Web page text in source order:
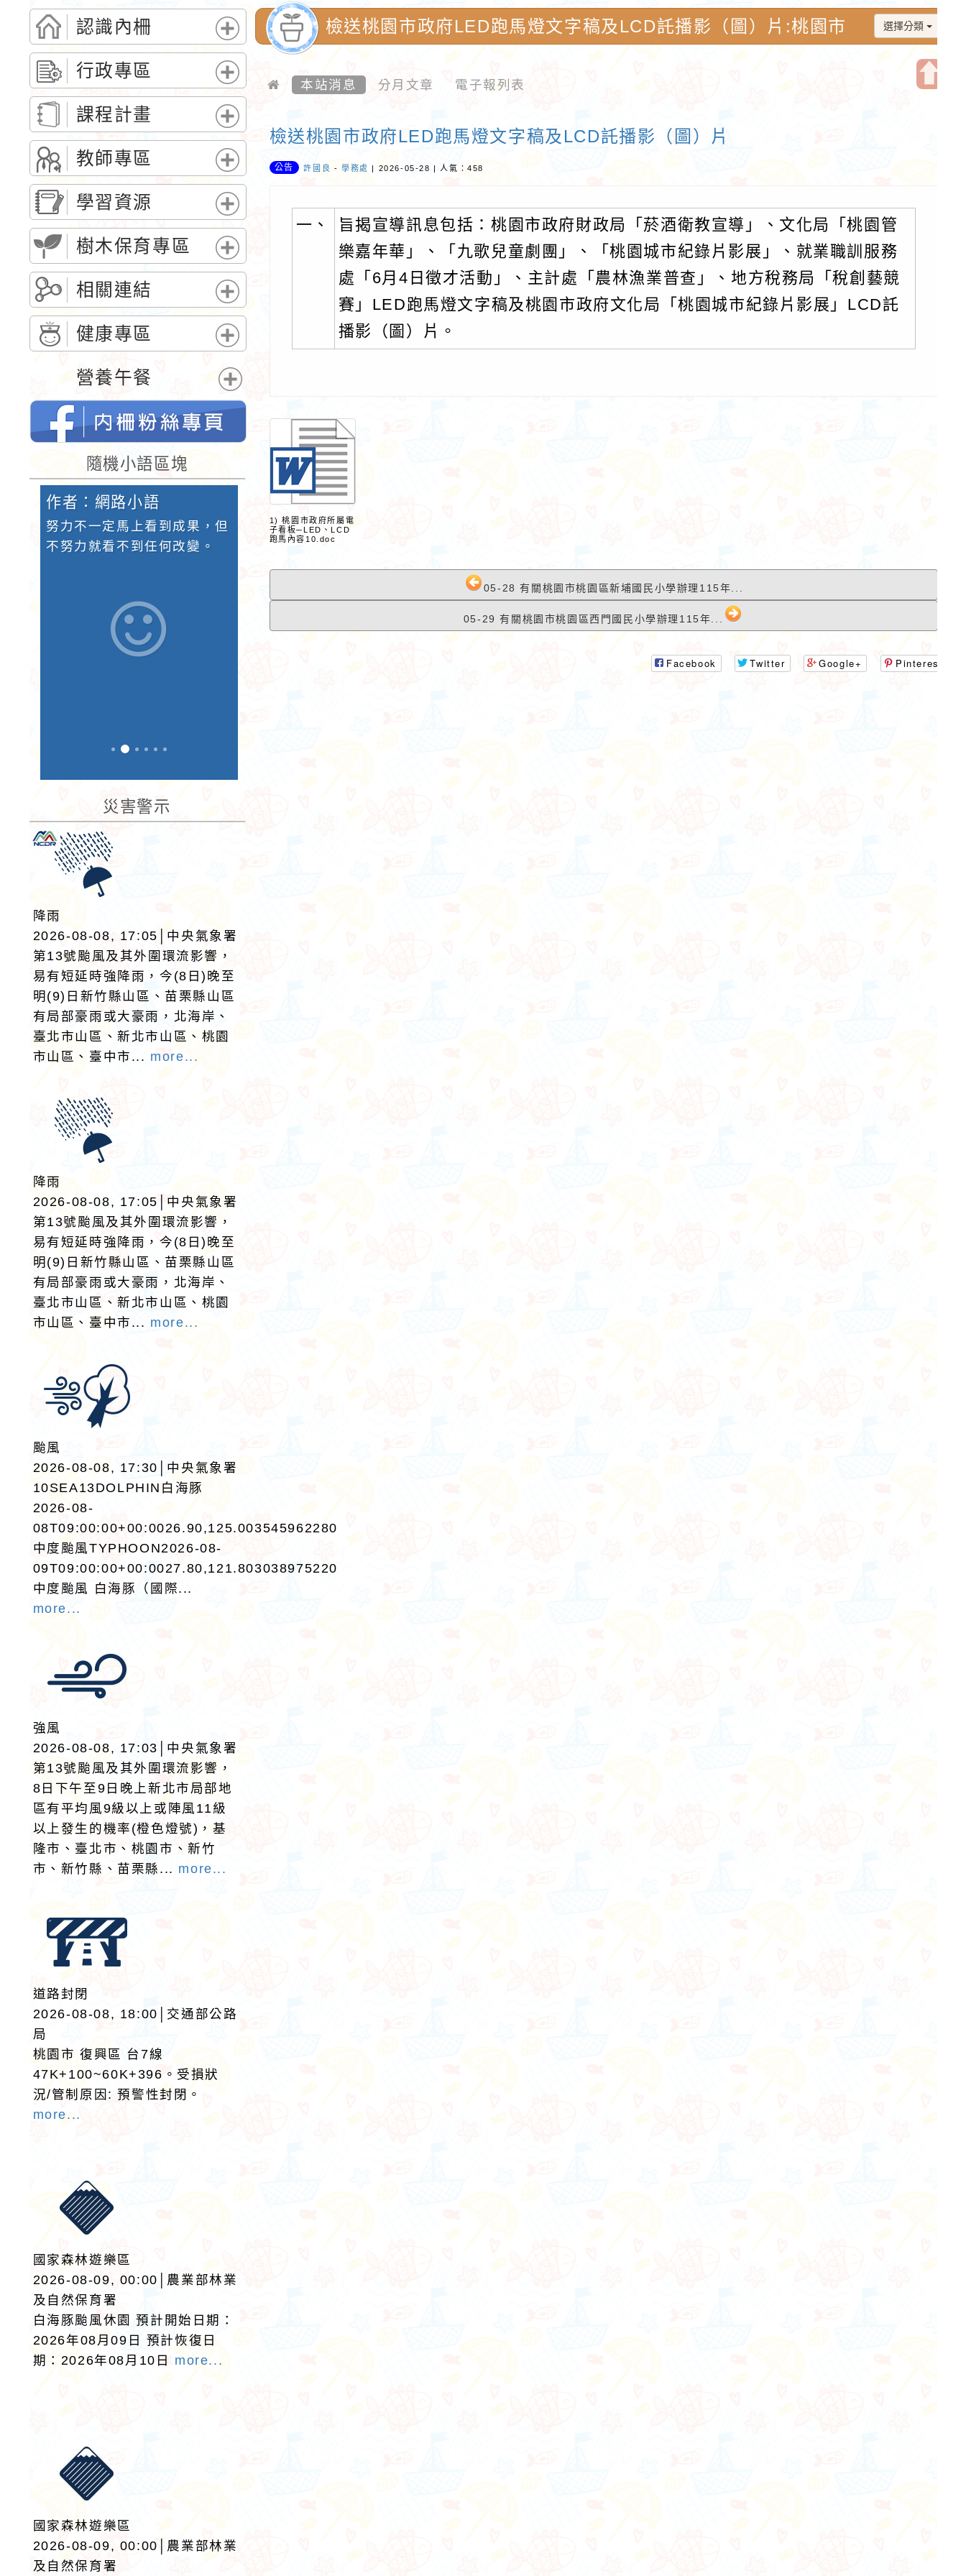
認識內柵
展
開
選
單
行政專區
展
開
選
單
課程計畫
展
開
選
單
教師專區
展
開
選
單
學習資源
展
開
選
單
樹木保育專區
展
開
選
單
相關連結
展
開
選
單
健康專區
展
開
選
單
營養午餐
展
開
選
隨機小語區塊
作者：網路小語
努力不一定馬上看到成果，但
不努力就看不到任何改變。
作者：網路小語
不要怕錯，錯誤是學習的一部
分。
對你哭。
的時候，我發現有人卻沒有
腳。
災害警示
降雨
2026-08-08, 17:05│中央氣象署
第13號颱風及其外圍環流影響，
易有短延時強降雨，今(8日)晚至
明(9)日新竹縣山區、苗栗縣山區
有局部豪雨或大豪雨，北海岸、
臺北市山區、新北市山區、桃園
市山區、臺中市... more...
降雨
2026-08-08, 17:05│中央氣象署
第13號颱風及其外圍環流影響，
易有短延時強降雨，今(8日)晚至
明(9)日新竹縣山區、苗栗縣山區
有局部豪雨或大豪雨，北海岸、
臺北市山區、新北市山區、桃園
市山區、臺中市... more...
颱風
2026-08-08, 17:30│中央氣象署
10SEA13DOLPHIN白海豚
2026-08-
08T09:00:00+00:0026.90,125.003545962280
中度颱風TYPHOON2026-08-
09T09:00:00+00:0027.80,121.803038975220
中度颱風 白海豚（國際...
more...
強風
2026-08-08, 17:03│中央氣象署
第13號颱風及其外圍環流影響，
8日下午至9日晚上新北市局部地
區有平均風9級以上或陣風11級
以上發生的機率(橙色燈號)，基
隆市、臺北市、桃園市、新竹
市、新竹縣、苗栗縣... more...
道路封閉
2026-08-08, 18:00│交通部公路
局
桃園市 復興區 台7線
47K+100~60K+396。受損狀
況/管制原因: 預警性封閉。
more...
國家森林遊樂區
2026-08-09, 00:00│農業部林業
及自然保育署
白海豚颱風休園 預計開始日期：
2026年08月09日 預計恢復日
期：2026年08月10日 more...
國家森林遊樂區
2026-08-09, 00:00│農業部林業
及自然保育署
選擇分類
檢送桃園市政府LED跑馬燈文字稿及LCD託播影（圖）片:桃園市
本站消息 分月文章 電子報列表
檢送桃園市政府LED跑馬燈文字稿及LCD託播影（圖）片
公告 許國良 - 學務處 | 2026-05-28 | 人氣：458
一、
旨揭宣導訊息包括：桃園市政府財政局「菸酒衛教宣導」、文化局「桃園管
樂嘉年華」、「九歌兒童劇團」、「桃園城市紀錄片影展」、就業職訓服務
處「6月4日徵才活動」、主計處「農林漁業普查」、地方稅務局「稅創藝競
賽」LED跑馬燈文字稿及桃園市政府文化局「桃園城市紀錄片影展」LCD託
播影（圖）片。
1) 桃園市政府所屬電
子看板─LED、LCD
跑馬內容10.doc
05-28 有關桃園市桃園區新埔國民小學辦理115年...
05-29 有關桃園市桃園區西門國民小學辦理115年...
Facebook Twitter Google+ Pinterest